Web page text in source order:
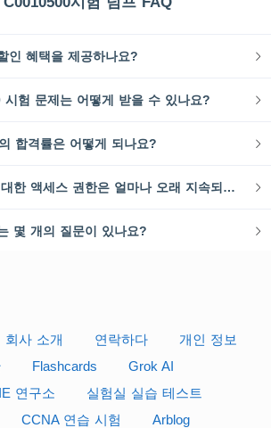
인 혜택을 제공하나요?
험 문제는 어떻게 받을 수 있나요?
합격률은 어떻게 되나요?
4.C0010500 자료에 대한 액세스 권한은 얼마나 오래 지속되나요?
몇 개의 질문이 있나요?
회사 소개 연락하다
개인 정보
Flashcards
Grok AI
연구소
실험실 실습 테스트
CCNA 연습 시험 Arblog